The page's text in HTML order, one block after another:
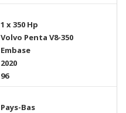
1 x 350 Hp
Volvo Penta V8-350
Embase
2020
96
Pays-Bas